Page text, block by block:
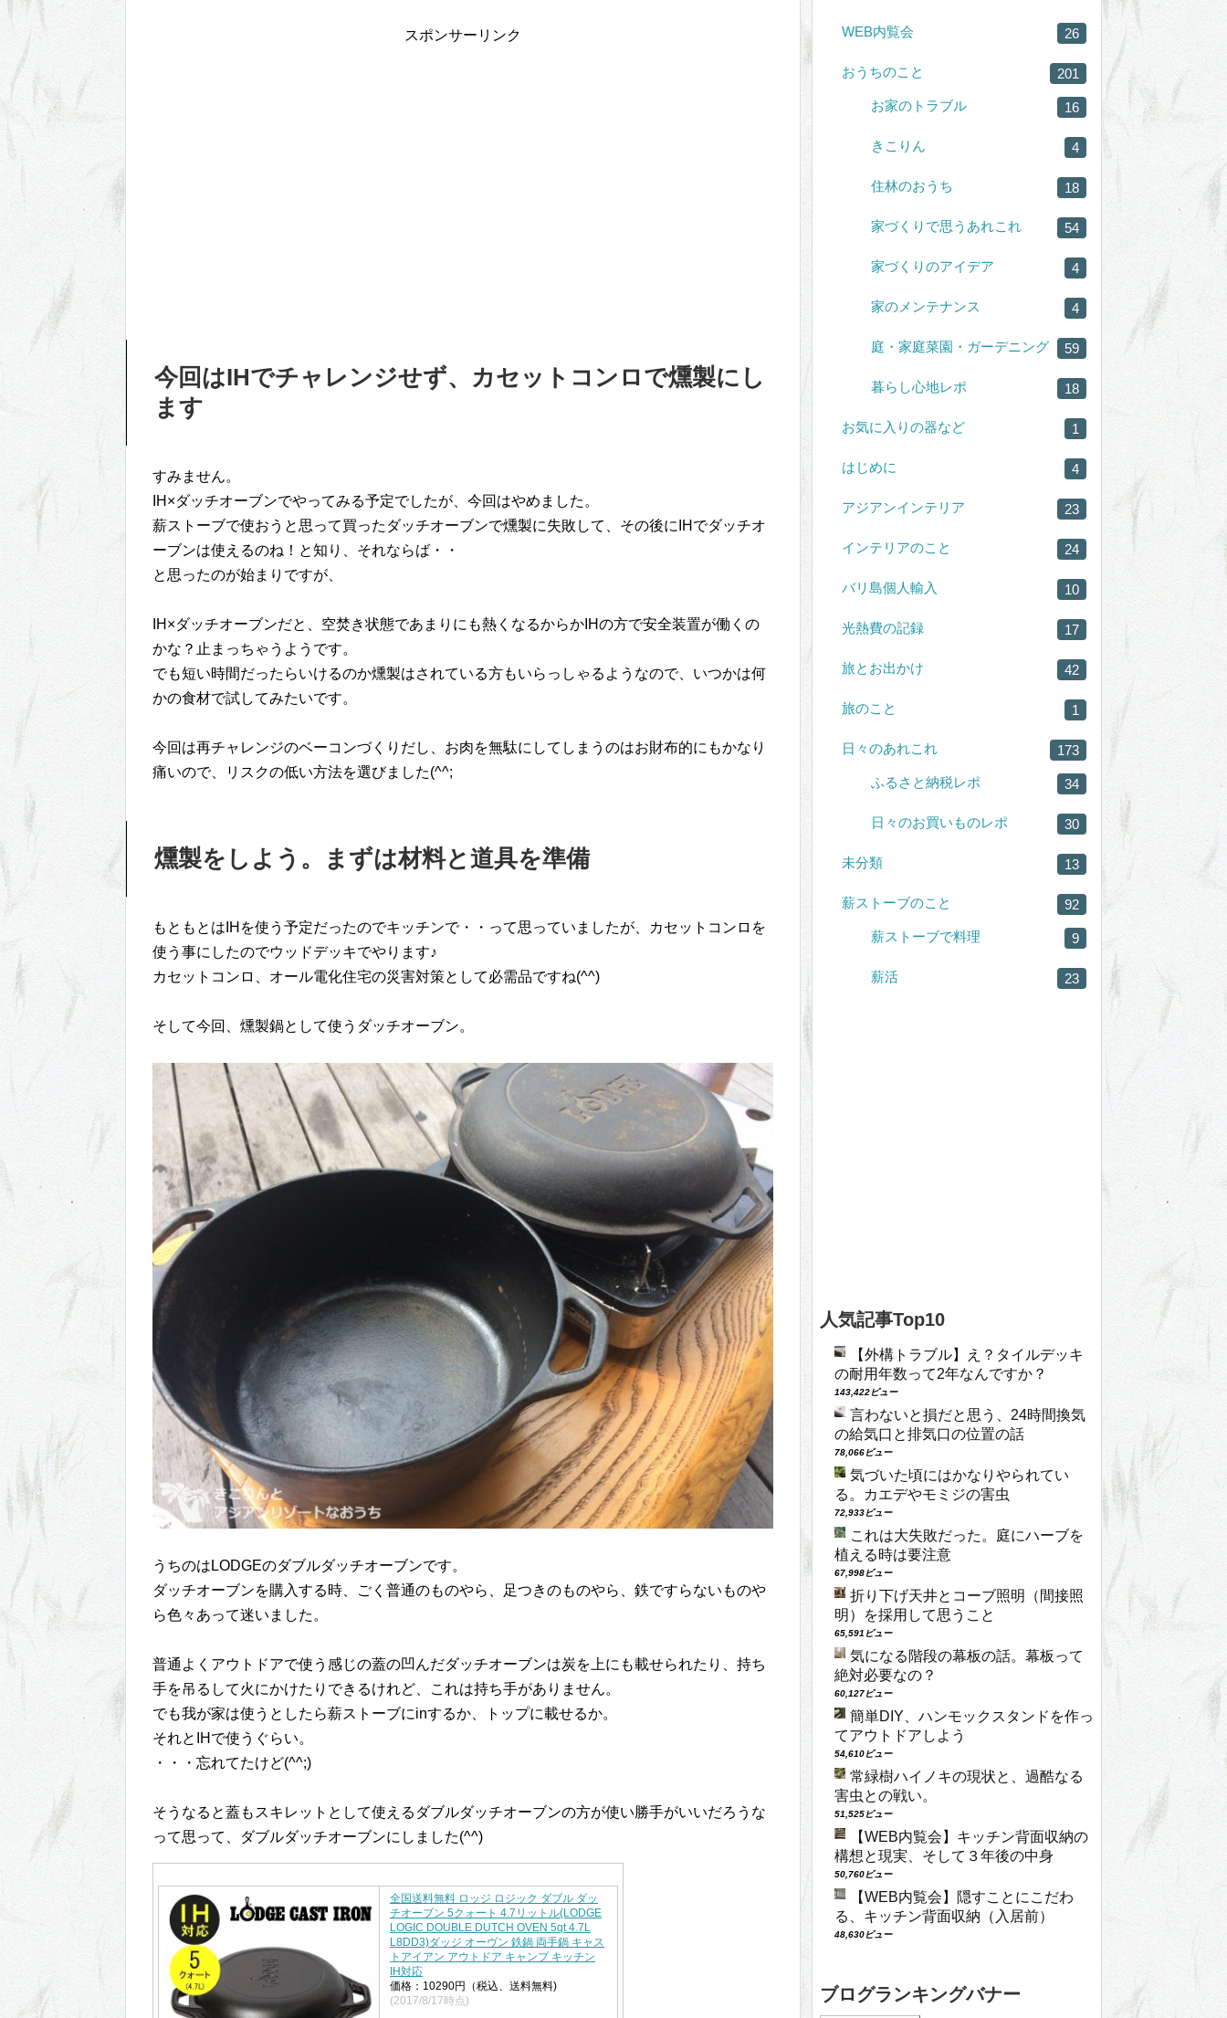
スポンサーリンク
今回はIHでチャレンジせず、カセットコンロで燻製にし
ます
すみません。
IH×ダッチオーブンでやってみる予定でしたが、今回はやめました。
薪ストーブで使おうと思って買ったダッチオーブンで燻製に失敗して、その後にIHでダッチオ
ーブンは使えるのね！と知り、それならば・・
と思ったのが始まりですが、
IH×ダッチオーブンだと、空焚き状態であまりにも熱くなるからかIHの方で安全装置が働くの
かな？止まっちゃうようです。
でも短い時間だったらいけるのか燻製はされている方もいらっしゃるようなので、いつかは何
かの食材で試してみたいです。
今回は再チャレンジのベーコンづくりだし、お肉を無駄にしてしまうのはお財布的にもかなり
痛いので、リスクの低い方法を選びました(^^;
燻製をしよう。まずは材料と道具を準備
もともとはIHを使う予定だったのでキッチンで・・って思っていましたが、カセットコンロを
使う事にしたのでウッドデッキでやります♪
カセットコンロ、オール電化住宅の災害対策として必需品ですね(^^)
そして今回、燻製鍋として使うダッチオーブン。
うちのはLODGEのダブルダッチオーブンです。
ダッチオーブンを購入する時、ごく普通のものやら、足つきのものやら、鉄ですらないものや
ら色々あって迷いました。
普通よくアウトドアで使う感じの蓋の凹んだダッチオーブンは炭を上にも載せられたり、持ち
手を吊るして火にかけたりできるけれど、これは持ち手がありません。
でも我が家は使うとしたら薪ストーブにinするか、トップに載せるか。
それとIHで使うぐらい。
・・・忘れてたけど(^^;)
そうなると蓋もスキレットとして使えるダブルダッチオーブンの方が使い勝手がいいだろうな
って思って、ダブルダッチオーブンにしました(^^)
全国送料無料 ロッジ ロジック ダブル ダッ
チオーブン 5クォート 4.7リットル(LODGE
LOGIC DOUBLE DUTCH OVEN 5qt 4.7L
L8DD3)ダッジ オーヴン 鉄鍋 両手鍋 キャス
トアイアン アウトドア キャンプ キッチン
IH対応
価格：10290円（税込、送料無料)
(2017/8/17時点)
WEB内覧会 26
おうちのこと 201
お家のトラブル 16
きこりん 4
住林のおうち 18
家づくりで思うあれこれ 54
家づくりのアイデア 4
家のメンテナンス 4
庭・家庭菜園・ガーデニング 59
暮らし心地レポ 18
お気に入りの器など 1
はじめに 4
アジアンインテリア 23
インテリアのこと 24
バリ島個人輸入 10
光熱費の記録 17
旅とお出かけ 42
旅のこと 1
日々のあれこれ 173
ふるさと納税レポ 34
日々のお買いものレポ 30
未分類 13
薪ストーブのこと 92
薪ストーブで料理 9
薪活 23
人気記事Top10
【外構トラブル】え？タイルデッキ
の耐用年数って2年なんですか？
143,422ビュー
言わないと損だと思う、24時間換気
の給気口と排気口の位置の話
78,066ビュー
気づいた頃にはかなりやられてい
る。カエデやモミジの害虫
72,933ビュー
これは大失敗だった。庭にハーブを
植える時は要注意
67,998ビュー
折り下げ天井とコーブ照明（間接照
明）を採用して思うこと
65,591ビュー
気になる階段の幕板の話。幕板って
絶対必要なの？
60,127ビュー
簡単DIY、ハンモックスタンドを作っ
てアウトドアしよう
54,610ビュー
常緑樹ハイノキの現状と、過酷なる
害虫との戦い。
51,525ビュー
【WEB内覧会】キッチン背面収納の
構想と現実、そして３年後の中身
50,760ビュー
【WEB内覧会】隠すことにこだわ
る、キッチン背面収納（入居前）
48,630ビュー
ブログランキングバナー